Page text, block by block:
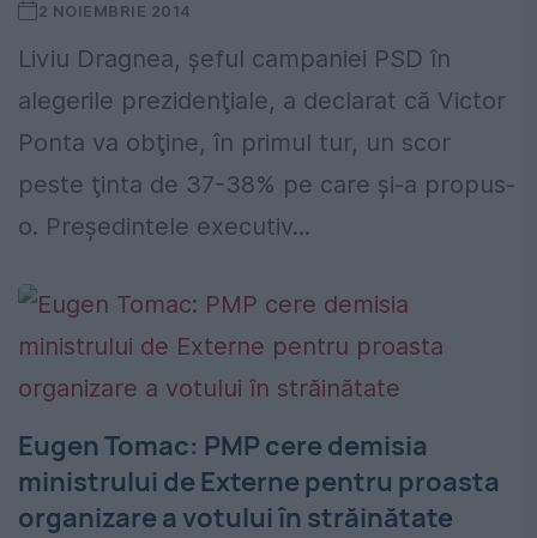
2 NOIEMBRIE 2014
Liviu Dragnea, şeful campaniei PSD în
alegerile prezidenţiale, a declarat că Victor
Ponta va obţine, în primul tur, un scor
peste ţinta de 37-38% pe care şi-a propus-
o. Preşedintele executiv...
Eugen Tomac: PMP cere demisia
ministrului de Externe pentru proasta
organizare a votului în străinătate